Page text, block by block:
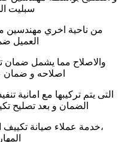
سبليت
من ناحية اخري مهندسين
العميل
والاصلاح مما يشمل ضمان
اصلاحه و ضمان
التى يتم تركيبها مع امانية
الضمان و بعد تصليح
،خدمة عملاء صيانة